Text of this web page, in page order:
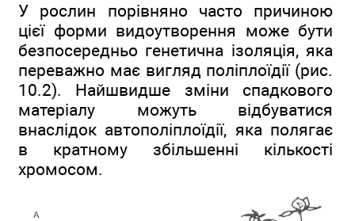
У рослин порівняно часто причиною
цієї форми видоутворення може бути
безпосередньо генетична ізоляція, яка
переважно має вигляд поліплоїдії (рис.
10.2). Найшвидше зміни спадкового
матеріалу можуть відбуватися
внаслідок автополіплоїдії, яка полягає
в кратному збільшенні кількості
хромосом.